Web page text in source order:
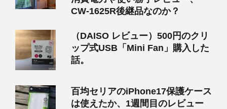
CW-1625R後継品なのか？
（DAISO レビュー）500円のクリ
ップ式USB「Mini Fan」購入した
話。
百均セリアのiPhone17保護ケース
は使えたか、1週間目のレビュー